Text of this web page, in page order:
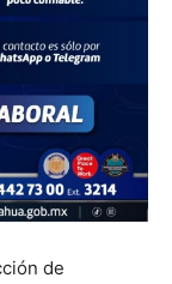
de